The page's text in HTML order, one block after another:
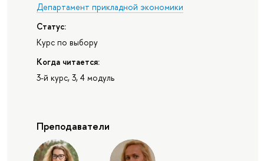
Департамент прикладной экономики
Статус:
Курс по выбору
Когда читается:
3-й курс, 3, 4 модуль
Преподаватели